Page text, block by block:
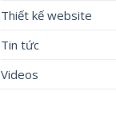
Thiết kế website
Tin tức
Videos